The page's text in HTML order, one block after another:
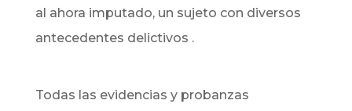
al ahora imputado, un sujeto con diversos
antecedentes delictivos .
Todas las evidencias y probanzas